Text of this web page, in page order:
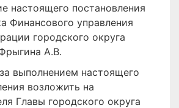
настоящего постановления
Финансового управления
городского округа
А.В.
выполнением настоящего
возложить на
Главы городского округа